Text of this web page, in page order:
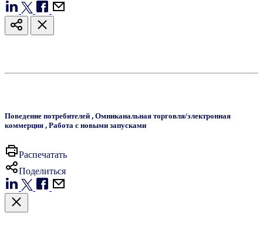
Поведение потребителей , Омниканальная торговля/электронная
коммерция , Работа с новыми запусками
Распечатать
Поделиться